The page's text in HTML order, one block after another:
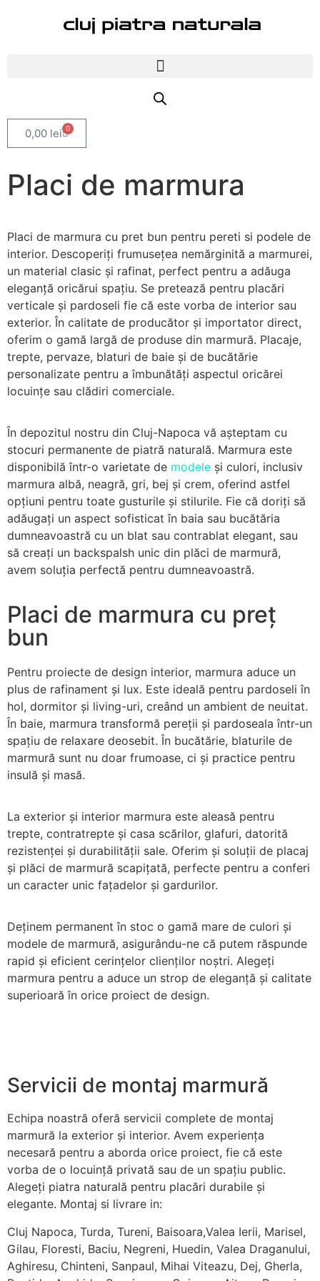
0,00 lei 0
Placi de marmura
Placi de marmura cu pret bun pentru pereti si podele de
interior. Descoperiți frumusețea nemărginită a marmurei,
un material clasic și rafinat, perfect pentru a adăuga
eleganță oricărui spațiu. Se pretează pentru placări
verticale și pardoseli fie că este vorba de interior sau
exterior. În calitate de producător și importator direct,
oferim o gamă largă de produse din marmură. Placaje,
trepte, pervaze, blaturi de baie și de bucătărie
personalizate pentru a îmbunătăți aspectul oricărei
locuințe sau clădiri comerciale.
În depozitul nostru din Cluj-Napoca vă așteptam cu
stocuri permanente de piatră naturală. Marmura este
disponibilă într-o varietate de modele și culori, inclusiv
marmura albă, neagră, gri, bej și crem, oferind astfel
opțiuni pentru toate gusturile și stilurile. Fie că doriți să
adăugați un aspect sofisticat în baia sau bucătăria
dumneavoastră cu un blat sau contrablat elegant, sau
să creați un backspalsh unic din plăci de marmură,
avem soluția perfectă pentru dumneavoastră.
Placi de marmura cu preț
bun
Pentru proiecte de design interior, marmura aduce un
plus de rafinament și lux. Este ideală pentru pardoseli în
hol, dormitor și living-uri, creând un ambient de neuitat.
În baie, marmura transformă pereții și pardoseala într-un
spațiu de relaxare deosebit. În bucătărie, blaturile de
marmură sunt nu doar frumoase, ci și practice pentru
insulă și masă.
La exterior și interior marmura este aleasă pentru
trepte, contratrepte și casa scărilor, glafuri, datorită
rezistenței și durabilității sale. Oferim și soluții de placaj
și plăci de marmură scapițată, perfecte pentru a conferi
un caracter unic fațadelor și gardurilor.
Deținem permanent în stoc o gamă mare de culori și
modele de marmură, asigurându-ne că putem răspunde
rapid și eficient cerințelor clienților noștri. Alegeți
marmura pentru a aduce un strop de eleganță și calitate
superioară în orice proiect de design.
Servicii de montaj marmură
Echipa noastră oferă servicii complete de montaj
marmură la exterior și interior. Avem experiența
necesară pentru a aborda orice proiect, fie că este
vorba de o locuință privată sau de un spațiu public.
Alegeți piatra naturală pentru placări durabile și
elegante. Montaj si livrare in:
Cluj Napoca, Turda, Tureni, Baisoara,Valea Ierii, Marisel,
Gilau, Floresti, Baciu, Negreni, Huedin, Valea Draganului,
Aghiresu, Chinteni, Sanpaul, Mihai Viteazu, Dej, Gherla,